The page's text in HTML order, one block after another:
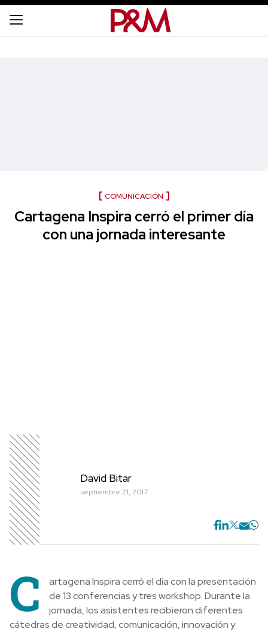
COMUNICACIÓN
Cartagena Inspira cerró el primer día
con una jornada interesante
David Bitar
septiembre 21, 2017
C
artagena Inspira cerró el día con la presentación
de 13 conferencias y tres workshop. Durante la
jornada, los asistentes recibieron diferentes
cátedras de creatividad, comunicación, innovación y